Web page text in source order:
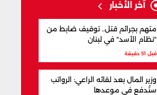
آخر الأخبار
متهم بجرائم قتل.. توقيف ضابط من
"نظام الأسد" في لبنان
قبل 51 دقيقة
وزير المال بعد لقائه الراعي: الرواتب
ستُدفع في موعدها